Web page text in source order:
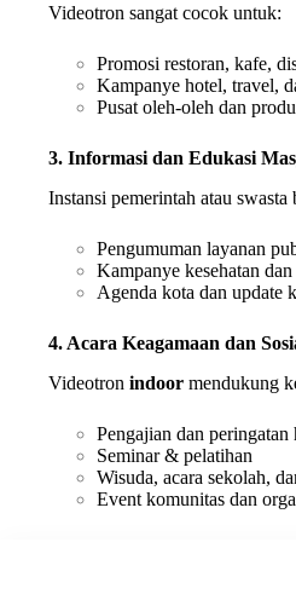
Videotron sangat cocok untuk:
Promosi restoran, kafe,
Kampanye hotel, travel,
Pusat oleh-oleh dan
3. Informasi dan Edukasi
Instansi pemerintah atau
Pengumuman layanan
Kampanye kesehatan dan
Agenda kota dan update
4. Acara Keagamaan dan
Videotron indoor mendukung
Pengajian dan peringatan
Seminar & pelatihan
Wisuda, acara sekolah,
Event komunitas dan